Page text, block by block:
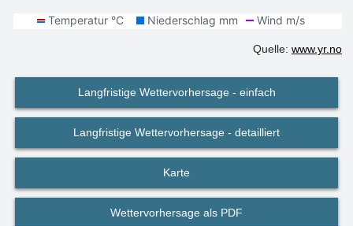
Quelle: www.yr.no
Langfristige Wettervorhersage - einfach
Langfristige Wettervorhersage - detailliert
Karte
Wettervorhersage als PDF